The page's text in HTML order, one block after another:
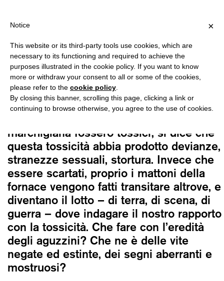
?
Grandi Magazzini Criminali
OGNI CREATURA È UN POPOLO
18,00€
All’origine è il difetto: si dice che i fumi
marchigiana fossero tossici; si dice che
questa tossicità abbia prodotto devianze,
stranezze sessuali, stortura. Invece che
essere scartati, proprio i mattoni della
fornace vengono fatti transitare altrove, e
diventano il lotto – di terra, di scena, di
guerra – dove indagare il nostro rapporto
con la tossicità. Che fare con l’eredità
degli aguzzini? Che ne è delle vite
negate ed estinte, dei segni aberranti e
mostruosi?
×
Notice
This website or its third-party tools use cookies, which are
necessary to its functioning and required to achieve the
purposes illustrated in the cookie policy. If you want to know
more or withdraw your consent to all or some of the cookies,
please refer to the cookie policy
By closing this banner, scrolling this page, clicking a link or
continuing to browse otherwise, you agree to the use of cookies.